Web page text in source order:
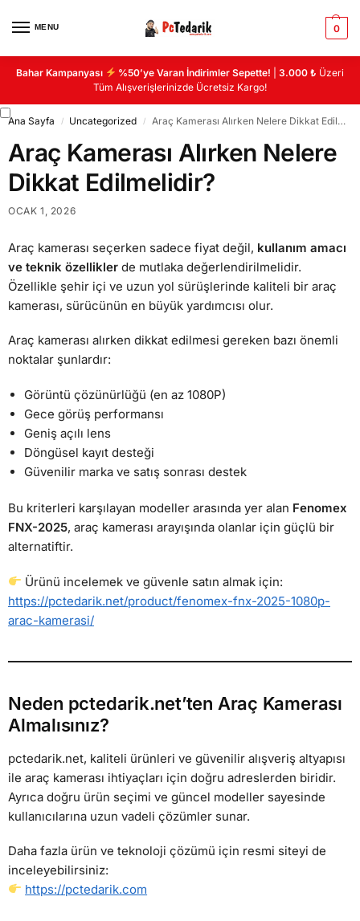
MENU 0
Bahar Kampanyası %50’ye Varan İndirimler Sepette! |3.000 ₺ Üzeri
Tüm Alışverişlerinizde Ücretsiz Kargo!
Ana Sayfa / Uncategorized / Araç Kamerası Alırken Nelere Dikkat Edilmelidir?
Araç Kamerası Alırken Nelere
Dikkat Edilmelidir?
OCAK 1, 2026
Araç kamerası seçerken sadece fiyat değil, kullanım amacı
ve teknik özellikler de mutlaka değerlendirilmelidir.
Özellikle şehir içi ve uzun yol sürüşlerinde kaliteli bir araç
kamerası, sürücünün en büyük yardımcısı olur.
Araç kamerası alırken dikkat edilmesi gereken bazı önemli
noktalar şunlardır:
Görüntü çözünürlüğü (en az 1080P)
Gece görüş performansı
Geniş açılı lens
Döngüsel kayıt desteği
Güvenilir marka ve satış sonrası destek
Bu kriterleri karşılayan modeller arasında yer alan Fenomex
FNX-2025, araç kamerası arayışında olanlar için güçlü bir
alternatiftir.
Ürünü incelemek ve güvenle satın almak için:
https://pctedarik.net/product/fenomex-fnx-2025-1080p-
arac-kamerasi/
Neden pctedarik.net’ten Araç Kamerası
Almalısınız?
pctedarik.net, kaliteli ürünleri ve güvenilir alışveriş altyapısı
ile araç kamerası ihtiyaçları için doğru adreslerden biridir.
Ayrıca doğru ürün seçimi ve güncel modeller sayesinde
kullanıcılarına uzun vadeli çözümler sunar.
Daha fazla ürün ve teknoloji çözümü için resmi siteyi de
inceleyebilirsiniz:
https://pctedarik.com